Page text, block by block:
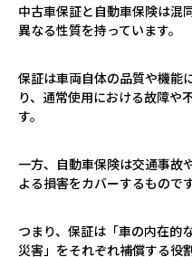
中古車保証と自動車保険は混
異なる性質を持っています。
保証は車両自体の品質や機能
り、通常使用における故障や
す。
一方、自動車保険は交通事故
よる損害をカバーするものです
つまり、保証は「車の内在的
災害」をそれぞれ補償する役